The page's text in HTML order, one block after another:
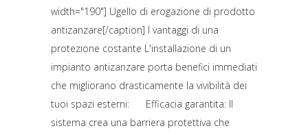
width="190"] Ugello di erogazione di prodotto
antizanzare[/caption] I vantaggi di una
protezione costante L'installazione di un
impianto antizanzare porta benefici immediati
che migliorano drasticamente la vivibilità dei
tuoi spazi esterni: Efficacia garantita: Il
sistema crea una barriera protettiva che